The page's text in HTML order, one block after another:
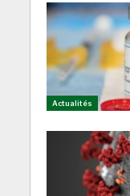
Actualités